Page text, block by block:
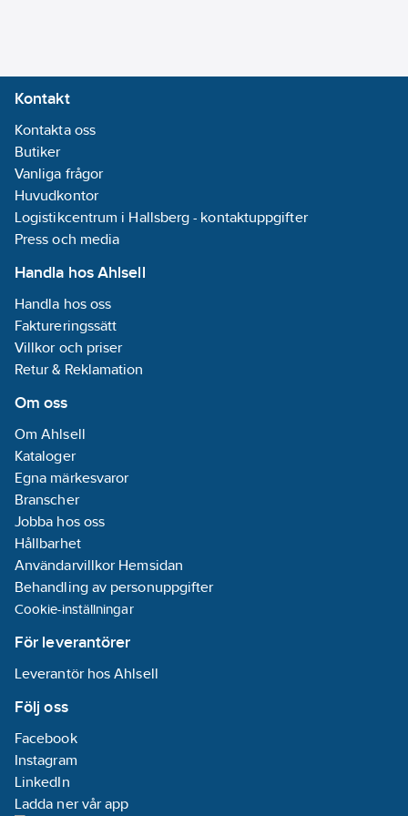
Kontakt
Kontakta oss
Butiker
Vanliga frågor
Huvudkontor
Logistikcentrum i Hallsberg - kontaktuppgifter
Press och media
Handla hos Ahlsell
Handla hos oss
Faktureringssätt
Villkor och priser
Retur & Reklamation
Om oss
Om Ahlsell
Kataloger
Egna märkesvaror
Branscher
Jobba hos oss
Hållbarhet
Användarvillkor Hemsidan
Behandling av personuppgifter
Cookie-inställningar
För leverantörer
Leverantör hos Ahlsell
Följ oss
Facebook
Instagram
LinkedIn
Ladda ner vår app